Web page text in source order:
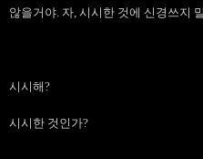
않을거야. 자, 시시한 것에 신경쓰지
시시해?
시시한 것인가?